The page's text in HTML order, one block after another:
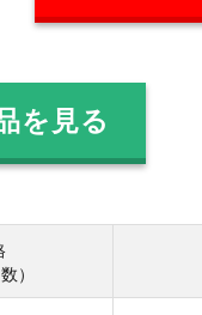
を見る
）